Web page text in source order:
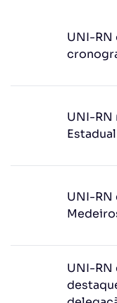
UNI-RN
UNI-RN
Estadual
UNI-RN
UNI-RN